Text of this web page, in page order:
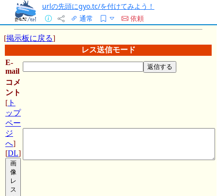
urlの先頭にgyo.tc/を付けてみよう！
通常
依頼